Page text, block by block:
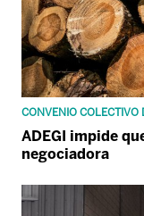
CONVENIO
ADEGI impide
negociadora